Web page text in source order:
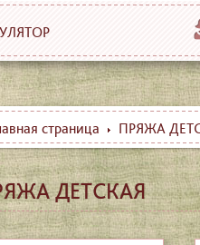
страница ПРЯЖА
ДЕТСКАЯ